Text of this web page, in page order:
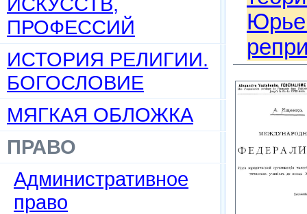
ПРОФЕССИЙ
ИСТОРИЯ РЕЛИГИИ.
БОГОСЛОВИЕ
МЯГКАЯ ОБЛОЖКА
ПРАВО
Административное
право